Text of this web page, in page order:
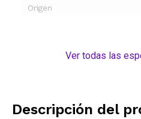
Origen
Ver todas las
Descripción del